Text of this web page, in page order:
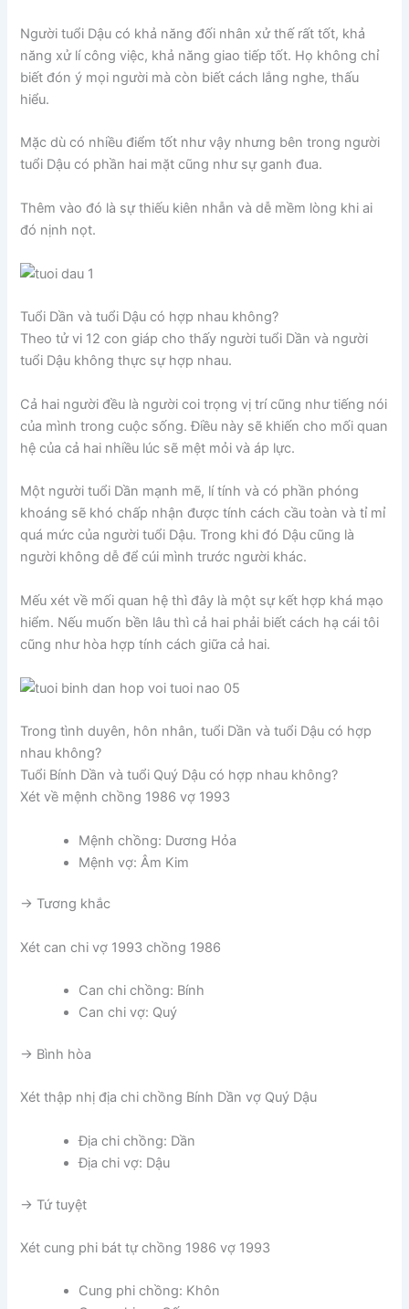
Người tuổi Dậu có khả năng đối nhân xử thế rất tốt, khả
năng xử lí công việc, khả năng giao tiếp tốt. Họ không chỉ
biết đón ý mọi người mà còn biết cách lắng nghe, thấu
hiểu.
Mặc dù có nhiều điểm tốt như vậy nhưng bên trong người
tuổi Dậu có phần hai mặt cũng như sự ganh đua.
Thêm vào đó là sự thiếu kiên nhẫn và dễ mềm lòng khi ai
đó nịnh nọt.
Tuổi Dần và tuổi Dậu có hợp nhau không?
Theo tử vi 12 con giáp cho thấy người tuổi Dần và người
tuổi Dậu không thực sự hợp nhau.
Cả hai người đều là người coi trọng vị trí cũng như tiếng nói
của mình trong cuộc sống. Điều này sẽ khiến cho mối quan
hệ của cả hai nhiều lúc sẽ mệt mỏi và áp lực.
Một người tuổi Dần mạnh mẽ, lí tính và có phần phóng
khoáng sẽ khó chấp nhận được tính cách cầu toàn và tỉ mỉ
quá mức của người tuổi Dậu. Trong khi đó Dậu cũng là
người không dễ để cúi mình trước người khác.
Mếu xét về mối quan hệ thì đây là một sự kết hợp khá mạo
hiểm. Nếu muốn bền lâu thì cả hai phải biết cách hạ cái tôi
cũng như hòa hợp tính cách giữa cả hai.
Trong tình duyên, hôn nhân, tuổi Dần và tuổi Dậu có hợp
nhau không?
Tuổi Bính Dần và tuổi Quý Dậu có hợp nhau không?
Xét về mệnh chồng 1986 vợ 1993
Mệnh chồng: Dương Hỏa
Mệnh vợ: Âm Kim
-> Tương khắc
Xét can chi vợ 1993 chồng 1986
Can chi chồng: Bính
Can chi vợ: Quý
-> Bình hòa
Xét thập nhị địa chi chồng Bính Dần vợ Quý Dậu
Địa chi chồng: Dần
Địa chi vợ: Dậu
-> Tứ tuyệt
Xét cung phi bát tự chồng 1986 vợ 1993
Cung phi chồng: Khôn